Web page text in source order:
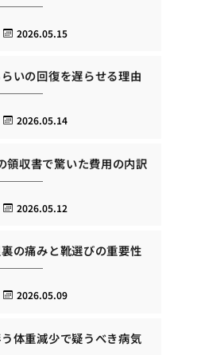
2026.05.15
いの回復を遅らせる理由
2026.05.14
領収書で驚いた費用の内訳
2026.05.12
の痛みと靴選びの重要性
2026.05.09
体重減少で疑うべき病気